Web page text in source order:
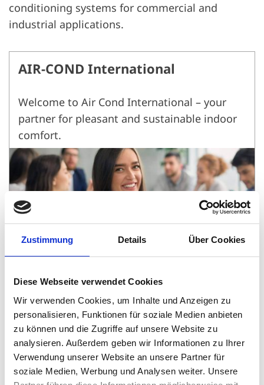
Zustimmung Details Über Cookies
Diese Webseite verwendet Cookies
Wir verwenden Cookies, um Inhalte und Anzeigen zu
personalisieren, Funktionen für soziale Medien anbieten
zu können und die Zugriffe auf unsere Website zu
analysieren. Außerdem geben wir Informationen zu Ihrer
Verwendung unserer Website an unsere Partner für
soziale Medien, Werbung und Analysen weiter. Unsere
conditioning systems for commercial and
industrial applications.
AIR-COND International
Welcome to Air Cond International – your
partner for pleasant and sustainable indoor
comfort.
Careers at AIR-COND International
Jobs at AIR-COND. We are a growing
company and looking for new people to join
us on our journey.